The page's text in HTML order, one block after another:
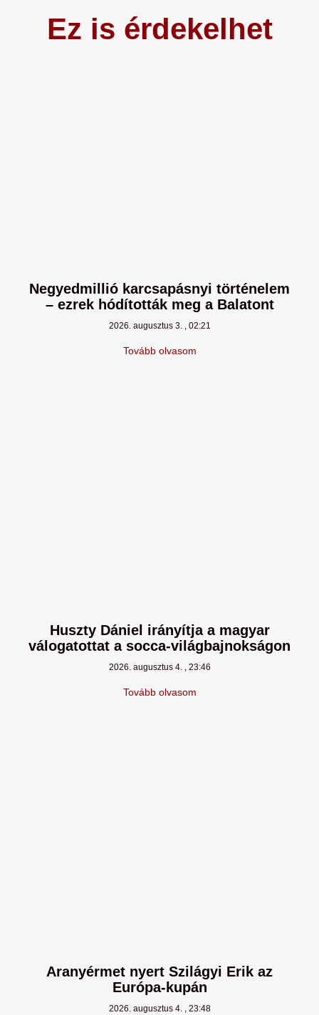
Ez is érdekelhet
Negyedmillió karcsapásnyi történelem
– ezrek hódították meg a Balatont
2026. augusztus 3. 02:21
Tovább olvasom
Huszty Dániel irányítja a magyar
válogatottat a socca-világbajnokságon
2026. augusztus 4. 23:46
Tovább olvasom
Aranyérmet nyert Szilágyi Erik az
Európa-kupán
2026. augusztus 4. 23:48